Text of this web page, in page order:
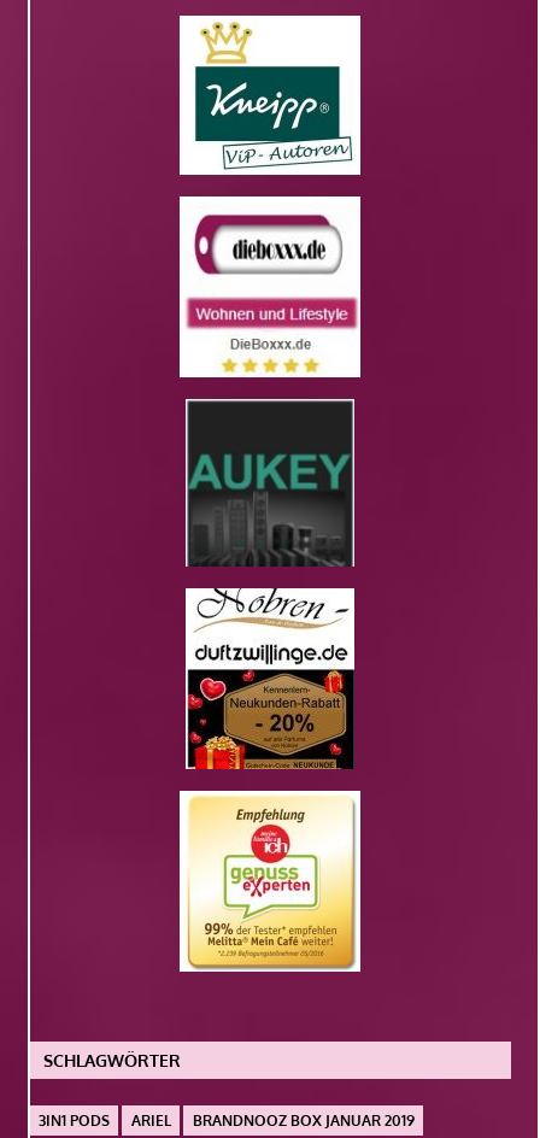
SCHLAGWÖRTER
3IN1 PODS ARIEL BRANDNOOZ BOX JANUAR 2019